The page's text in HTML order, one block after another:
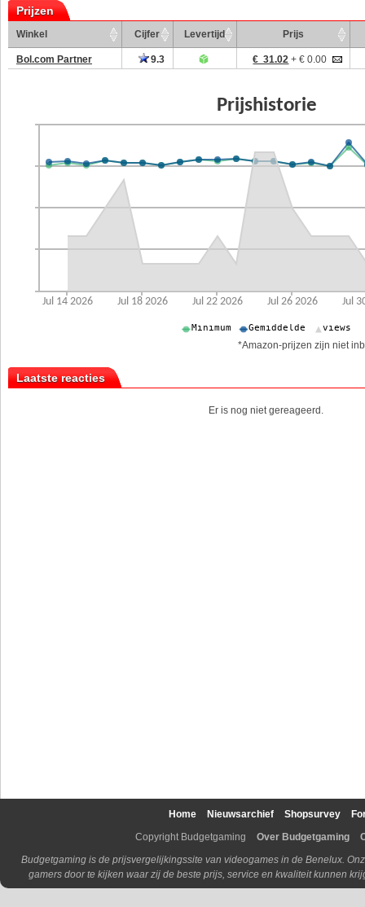
Prijzen
Winkel Cijfer Levertijd Prijs
Bol.com Partner 9.3 € 31.02 + € 0.00
*Amazon-prijzen zijn niet
Laatste reacties
Er is nog niet gereageerd.
Home Nieuwsarchief Shopsurvey
Copyright Budgetgaming
Over Budgetgaming
Budgetgaming is de prijsvergelijkingssite van videogames in de Benelux.
gamers door te kijken waar zij de beste prijs, service en kwaliteit kunnen